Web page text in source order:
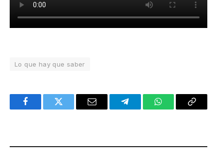
Lo que hay que saber
FacebookTwitter Email TelegramWhatsAppCopy